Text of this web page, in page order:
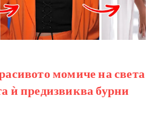
момиче на света
ѝ предизвиква бурни